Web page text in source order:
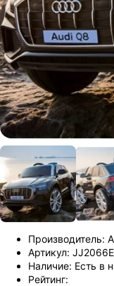
Производитель:
Артикул:
Наличие: Есть в
Рейтинг: